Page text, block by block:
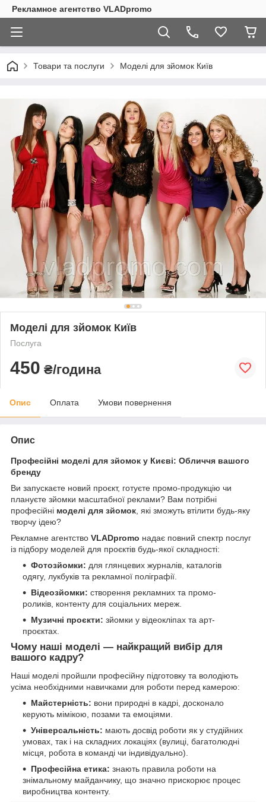
Рекламное агентство VLADpromo
Товари та послуги Моделі для зйомок Київ
Моделі для зйомок Київ
Послуга
450 ₴/година
Опис Оплата Умови повернення
Опис
Професійні моделі для зйомок у Києві: Обличчя вашого
бренду
Ви запускаєте новий проєкт, готуєте промо-продукцію чи
плануєте зйомки масштабної реклами? Вам потрібні
професійні моделі для зйомок , які зможуть втілити будь-яку
творчу ідею?
Рекламне агентство VLADpromo надає повний спектр послуг
із підбору моделей для проєктів будь-якої складності:
Фотозйомки: для глянцевих журналів, каталогів
одягу, лукбуків та рекламної поліграфії.
Відеозйомки: створення рекламних та промо-
роликів, контенту для соціальних мереж.
Музичні проєкти: зйомки у відеокліпах та арт-
проєктах.
Чому наші моделі — найкращий вибір для
вашого кадру?
Наші моделі пройшли професійну підготовку та володіють
усіма необхідними навичками для роботи перед камерою:
Майстерність: вони природні в кадрі, досконало
керують мімікою, позами та емоціями.
Універсальність: мають досвід роботи як у студійних
умовах, так і на складних локаціях (вулиці, багатолюдні
місця, робота в команді чи індивідуально).
Професійна етика: знають правила роботи на
знімальному майданчику, що значно прискорює процес
виробництва контенту.